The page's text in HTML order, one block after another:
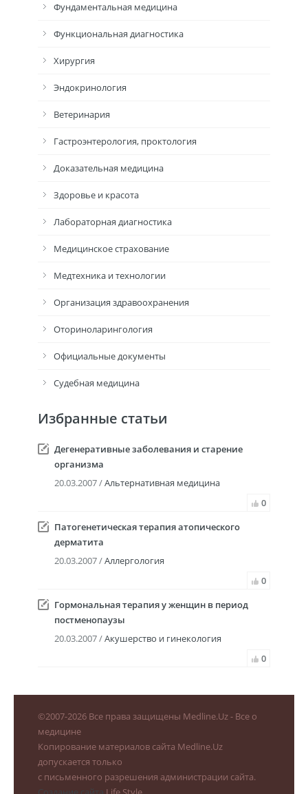
Фундаментальная медицина
Функциональная диагностика
Хирургия
Эндокринология
Ветеринария
Гастроэнтерология, проктология
Доказательная медицина
Здоровье и красота
Лабораторная диагностика
Медицинское страхование
Медтехника и технологии
Организация здравоохранения
Оториноларингология
Официальные документы
Судебная медицина
Избранные статьи
Дегенеративные заболевания и старение
организма
20.03.2007 /Альтернативная медицина
0
Патогенетическая терапия атопического
дерматита
20.03.2007 /Аллергология
0
Гормональная терапия у женщин в период
постменопаузы
20.03.2007 /Акушерство и гинекология
0
©2007-2026 Все права защищены Medline.Uz - Все о
медицине
Копирование материалов сайта Medline.Uz
допускается только
с письменного разрешения администрации сайта.